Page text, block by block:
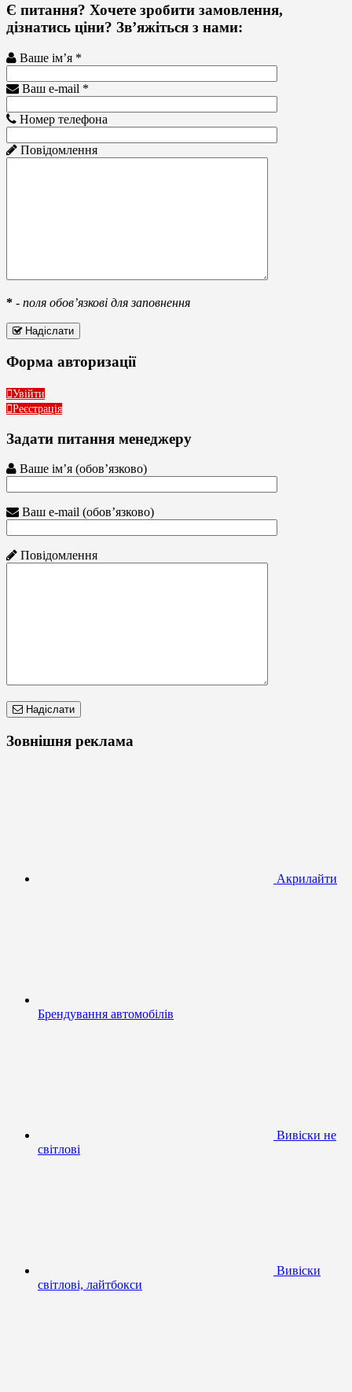
Є питання? Хочете зробити замовлення,
дізнатись ціни? Зв’яжіться з нами:
Ваше ім’я *
Ваш e-mail *
Номер телефона
Повідомлення
* - поля обов’язкові для заповнення
Надіслати
Форма авторизації
Увійти
Реєстрація
Задати питання менеджеру
Ваше ім’я (обов’язково)
Ваш e-mail (обов’язково)
Повідомлення
Надіслати
Зовнішня реклама
Акрилайти
Брендування автомобілів
Вивіски не
світлові
Вивіски
світлові, лайтбокси